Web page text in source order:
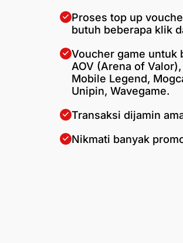
Proses top up
butuh beberapa klik
Voucher game untuk
AOV (Arena of
Mobile Legend,
Unipin, Wavegame.
Transaksi dijamin
Nikmati banyak